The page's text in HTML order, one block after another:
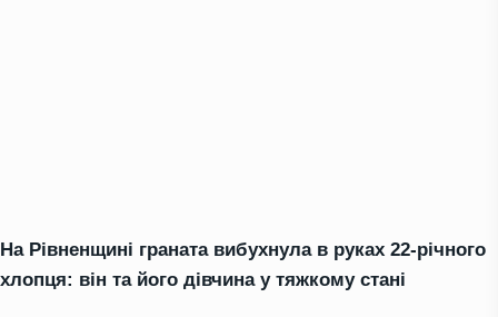
На Рівненщині граната вибухнула в руках 22-річного
хлопця: він та його дівчина у тяжкому стані